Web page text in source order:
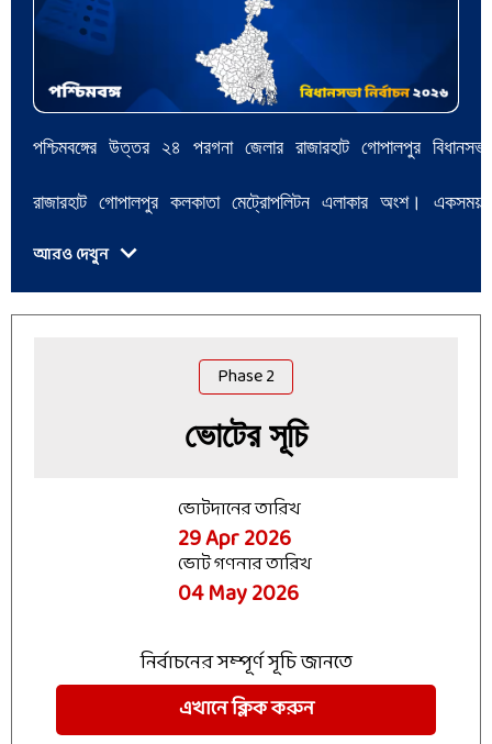
পশ্চিমবঙ্গের উত্তর ২৪ পরগনা জেলার রাজারহাট গোপালপুর
রাজারহাট গোপালপুর কলকাতা মেট্রোপলিটন এলাকার অংশ।
আরও দেখুন
Phase2
ভোটের সূচি
ভোটদানের তারিখ
29 Apr 2026
ভোট গণনার তারিখ
04 May 2026
নির্বাচনের সম্পূর্ণ সূচি জানতে
এখানে ক্লিক করুন